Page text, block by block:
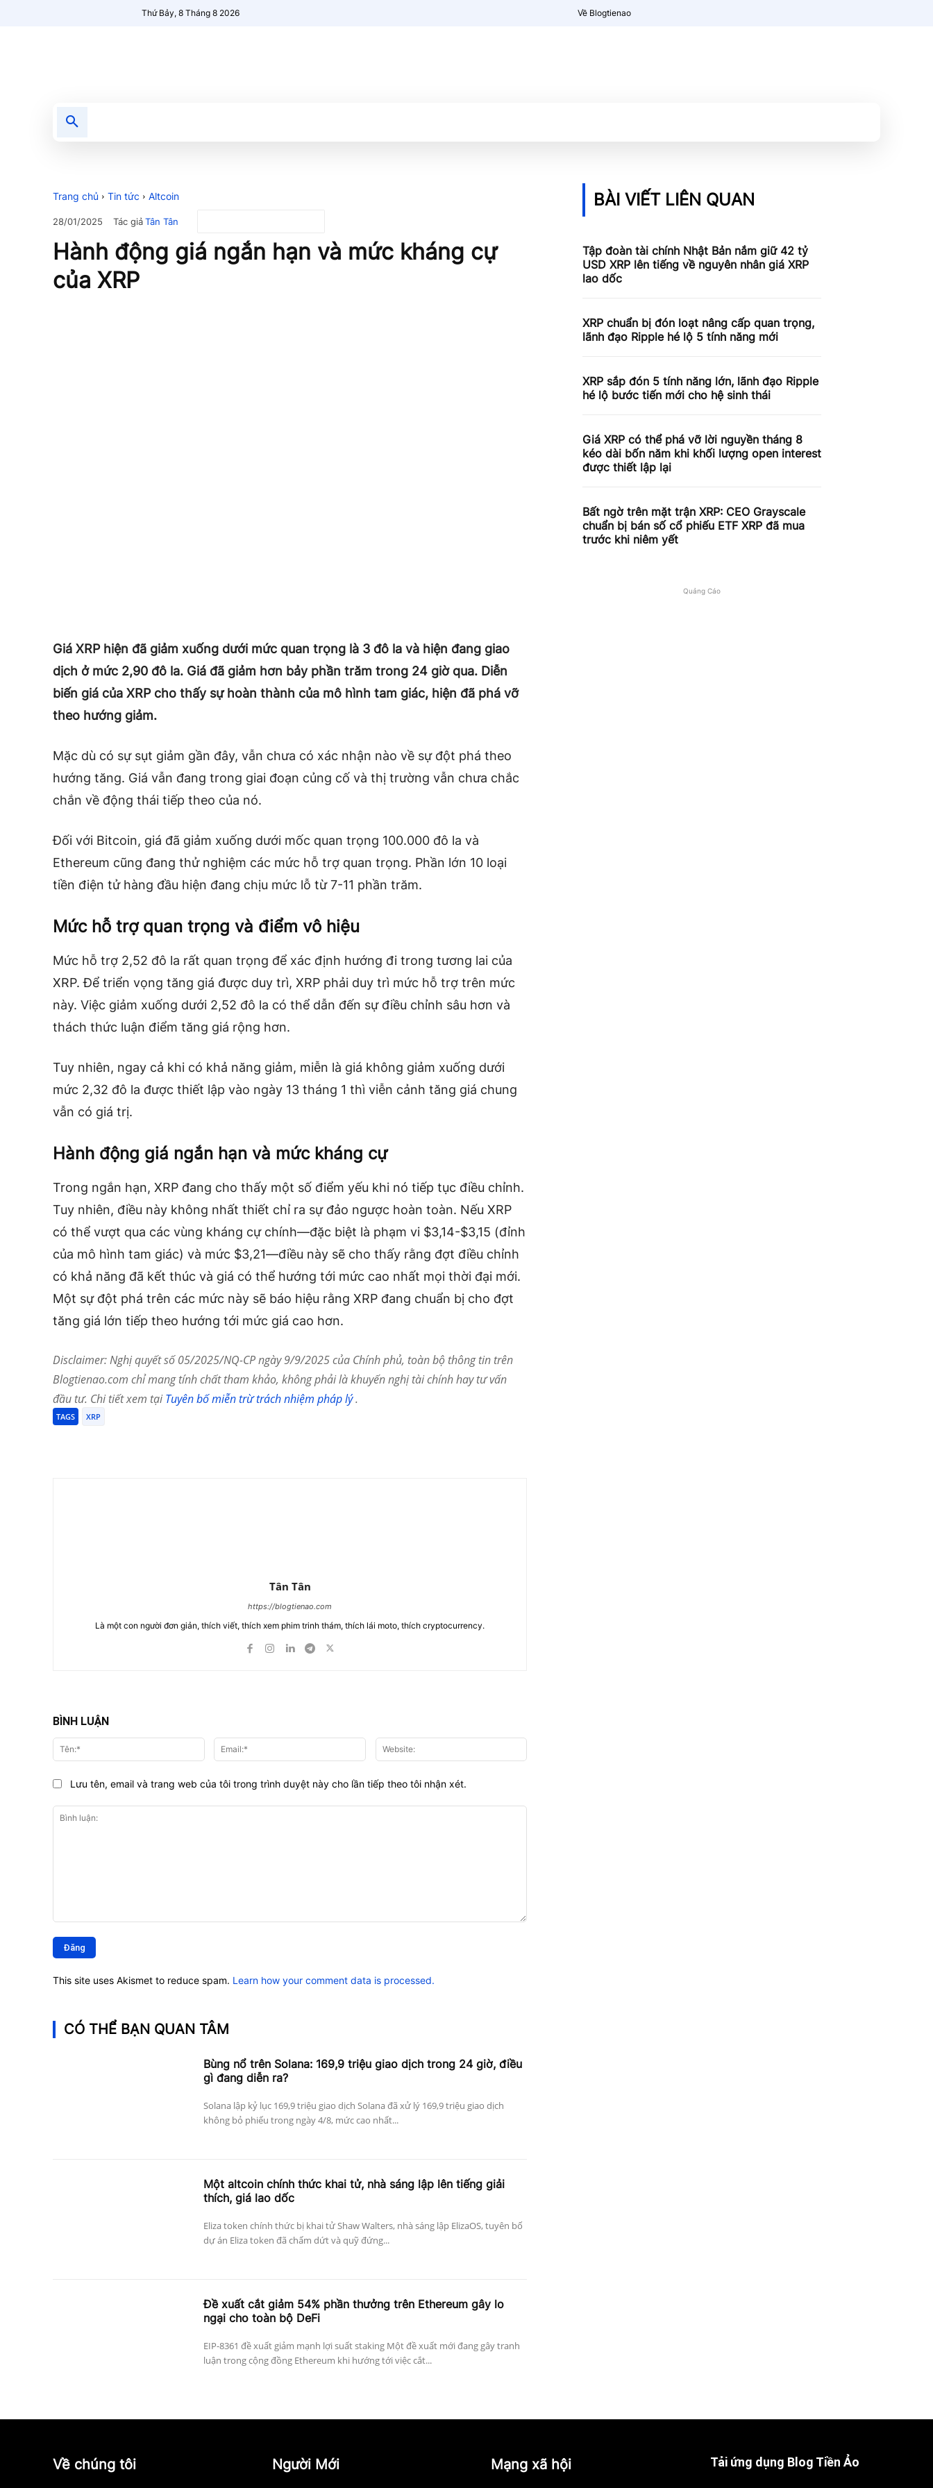
Thứ Bảy, 8 Tháng 8 2026 Về Blogtienao
Trang chủ Tin tức Altcoin
28/01/2025 Tác giảTân Tân
Hành động giá ngắn hạn và mức kháng cự
của XRP
Giá XRP hiện đã giảm xuống dưới mức quan trọng là 3 đô la và hiện đang giao
dịch ở mức 2,90 đô la. Giá đã giảm hơn bảy phần trăm trong 24 giờ qua. Diễn
biến giá của XRP cho thấy sự hoàn thành của mô hình tam giác, hiện đã phá vỡ
theo hướng giảm.
Mặc dù có sự sụt giảm gần đây, vẫn chưa có xác nhận nào về sự đột phá theo
hướng tăng. Giá vẫn đang trong giai đoạn củng cố và thị trường vẫn chưa chắc
chắn về động thái tiếp theo của nó.
Đối với Bitcoin, giá đã giảm xuống dưới mốc quan trọng 100.000 đô la và
Ethereum cũng đang thử nghiệm các mức hỗ trợ quan trọng. Phần lớn 10 loại
tiền điện tử hàng đầu hiện đang chịu mức lỗ từ 7-11 phần trăm.
Mức hỗ trợ quan trọng và điểm vô hiệu
Mức hỗ trợ 2,52 đô la rất quan trọng để xác định hướng đi trong tương lai của
XRP. Để triển vọng tăng giá được duy trì, XRP phải duy trì mức hỗ trợ trên mức
này. Việc giảm xuống dưới 2,52 đô la có thể dẫn đến sự điều chỉnh sâu hơn và
thách thức luận điểm tăng giá rộng hơn.
Tuy nhiên, ngay cả khi có khả năng giảm, miễn là giá không giảm xuống dưới
mức 2,32 đô la được thiết lập vào ngày 13 tháng 1 thì viễn cảnh tăng giá chung
vẫn có giá trị.
Hành động giá ngắn hạn và mức kháng cự
Trong ngắn hạn, XRP đang cho thấy một số điểm yếu khi nó tiếp tục điều chỉnh.
Tuy nhiên, điều này không nhất thiết chỉ ra sự đảo ngược hoàn toàn. Nếu XRP
có thể vượt qua các vùng kháng cự chính—đặc biệt là phạm vi $3,14-$3,15 (đỉnh
của mô hình tam giác) và mức $3,21—điều này sẽ cho thấy rằng đợt điều chỉnh
có khả năng đã kết thúc và giá có thể hướng tới mức cao nhất mọi thời đại mới.
Một sự đột phá trên các mức này sẽ báo hiệu rằng XRP đang chuẩn bị cho đợt
tăng giá lớn tiếp theo hướng tới mức giá cao hơn.
Disclaimer: Nghị quyết số 05/2025/NQ-CP ngày 9/9/2025 của Chính phủ, toàn bộ thông tin trên
Blogtienao.com chỉ mang tính chất tham khảo, không phải là khuyến nghị tài chính hay tư vấn
đầu tư. Chi tiết xem tạiTuyên bố miễn trừ trách nhiệm pháp lý.
TAGS XRP
Tân Tân
https://blogtienao.com
Là một con người đơn giản, thích viết, thích xem phim trinh thám, thích lái moto, thích cryptocurrency.
BÌNH LUẬN
luận:
Tên:* Email:*
Lưu tên, email và trang web của tôi trong trình duyệt này cho lần tiếp theo tôi nhận xét.
This site uses Akismet to reduce spam. Learn how your comment data is processed.
CÓ THỂ BẠN QUAN TÂM
Bùng nổ trên Solana: 169,9 triệu giao dịch trong 24 giờ, điều
gì đang diễn ra?
Solana lập kỷ lục 169,9 triệu giao dịch Solana đã xử lý 169,9 triệu giao dịch
không bỏ phiếu trong ngày 4/8, mức cao nhất...
Một altcoin chính thức khai tử, nhà sáng lập lên tiếng giải
thích, giá lao dốc
Eliza token chính thức bị khai tử Shaw Walters, nhà sáng lập ElizaOS, tuyên bố
dự án Eliza token đã chấm dứt và quỹ đứng...
Đề xuất cắt giảm 54% phần thưởng trên Ethereum gây lo
ngại cho toàn bộ DeFi
EIP-8361 đề xuất giảm mạnh lợi suất staking Một đề xuất mới đang gây tranh
luận trong cộng đồng Ethereum khi hướng tới việc cắt...
BÀI VIẾT LIÊN QUAN
Tập đoàn tài chính Nhật Bản nắm giữ 42 tỷ
USD XRP lên tiếng về nguyên nhân giá XRP
lao dốc
XRP chuẩn bị đón loạt nâng cấp quan trọng,
lãnh đạo Ripple hé lộ 5 tính năng mới
XRP sắp đón 5 tính năng lớn, lãnh đạo Ripple
hé lộ bước tiến mới cho hệ sinh thái
Giá XRP có thể phá vỡ lời nguyền tháng 8
kéo dài bốn năm khi khối lượng open interest
được thiết lập lại
Bất ngờ trên mặt trận XRP: CEO Grayscale
chuẩn bị bán số cổ phiếu ETF XRP đã mua
trước khi niêm yết
Quảng Cáo
Về chúng tôi Người Mới Mạng xã hội Tải ứng dụng Blog Tiền Ảo